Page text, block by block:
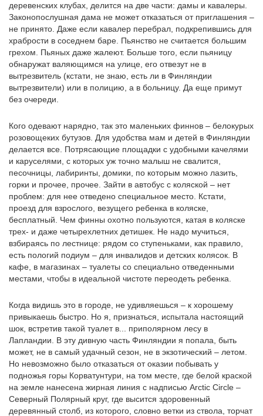
деревенских клубах, делится на две части: дамы и кавалеры.
Законопослушная дама не может отказаться от приглашения –
не принято. Даже если кавалер перебрал, подкрепившись для
храбрости в соседнем баре. Пьянство не считается большим
грехом. Пьяных даже жалеют. Больше того, если пьяницу
обнаружат валяющимся на улице, его отвезут не в
вытрезвитель (кстати, не знаю, есть ли в Финляндии
вытрезвители) или в полицию, а в больницу. Да еще примут
без очереди.
Кого одевают нарядно, так это маленьких финнов – белокурых
розовощеких бутузов. Для удобства мам и детей в Финляндии
делается все. Потрясающие площадки с удобными качелями
и каруселями, с которых уж точно малыш не свалится,
песочницы, лабиринты, домики, по которым можно лазить,
горки и прочее, прочее. Зайти в автобус с коляской – нет
проблем: для нее отведено специальное место. Кстати,
проезд для взрослого, везущего ребенка в коляске,
бесплатный. Чем финны охотно пользуются, катая в коляске
трех- и даже четырехлетних детишек. Не надо мучиться,
взбираясь по лестнице: рядом со ступеньками, как правило,
есть пологий подиум – для инвалидов и детских колясок. В
кафе, в магазинах – туалеты со специально отведенными
местами, чтобы в идеальной чистоте переодеть ребенка.
Когда видишь это в городе, не удивляешься – к хорошему
привыкаешь быстро. Но я, признаться, испытала настоящий
шок, встретив такой туалет в... приполярном лесу в
Лапландии. В эту дивную часть Финляндии я попала, быть
может, не в самый удачный сезон, не в экзотический – летом.
Но невозможно было отказаться от оказии побывать у
подножья горы Корватунтури, на том месте, где белой краской
на земле нанесена жирная линия с надписью Arctic Circle –
Северный Полярный круг, где высится здоровенный
деревянный столб, из которого, словно ветки из ствола, торчат